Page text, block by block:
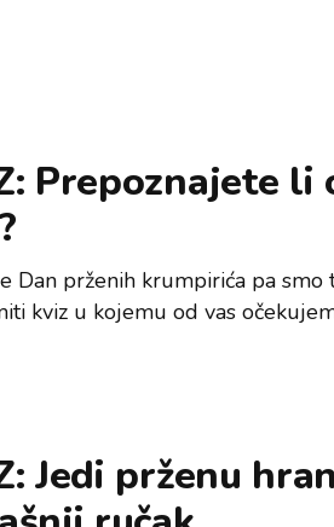
Prepoznajete li
Dan prženih krumpirića pa
kviz u kojemu od vas
Jedi prženu